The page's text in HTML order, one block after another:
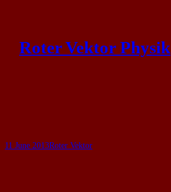
content
Roter Vektor Physik
11 June 2013Roter Vektor